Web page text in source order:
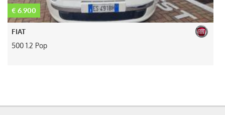
€ 6.900
FIAT
500 1.2 Pop